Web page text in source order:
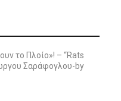
το Πλοίο»! – “Rats
Σαράφογλου-by